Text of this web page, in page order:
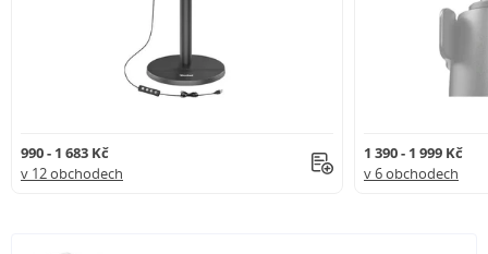
990 - 1 683 Kč
v 12 obchodech
1 390 - 1 999 Kč
v 6 obchodech